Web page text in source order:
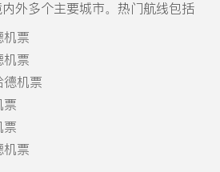
外多个主要城市。热门航线包括
机票
机票
德机票
票
票
机票